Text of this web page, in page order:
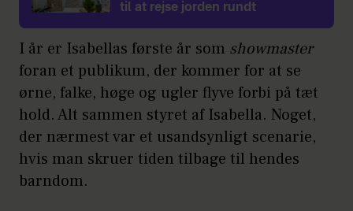
til at rejse jorden rundt
I år er Isabellas første år som showmaster
foran et publikum, der kommer for at se
ørne, falke, høge og ugler flyve forbi på tæt
hold. Alt sammen styret af Isabella. Noget,
der nærmest var et usandsynligt scenarie,
hvis man skruer tiden tilbage til hendes
barndom.